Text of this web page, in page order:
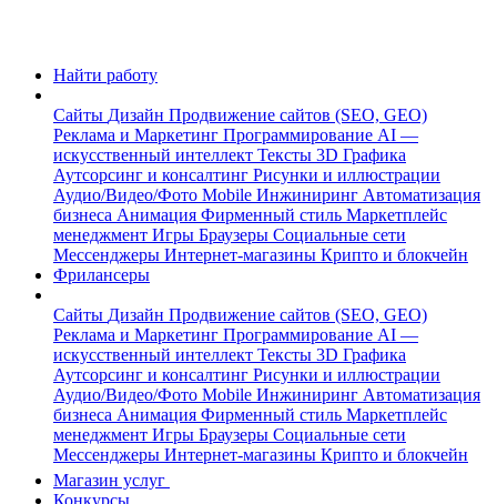
Найти работу
Сайты Дизайн Продвижение сайтов (SEO, GEO)
Реклама и Маркетинг Программирование AI —
искусственный интеллект Тексты 3D Графика
Аутсорсинг и консалтинг Рисунки и иллюстрации
Аудио/Видео/Фото Mobile Инжиниринг Автоматизация
бизнеса Анимация Фирменный стиль Маркетплейс
менеджмент Игры Браузеры Социальные сети
Мессенджеры Интернет-магазины Крипто и блокчейн
Фрилансеры
Сайты Дизайн Продвижение сайтов (SEO, GEO)
Реклама и Маркетинг Программирование AI —
искусственный интеллект Тексты 3D Графика
Аутсорсинг и консалтинг Рисунки и иллюстрации
Аудио/Видео/Фото Mobile Инжиниринг Автоматизация
бизнеса Анимация Фирменный стиль Маркетплейс
менеджмент Игры Браузеры Социальные сети
Мессенджеры Интернет-магазины Крипто и блокчейн
Магазин услуг
Конкурсы